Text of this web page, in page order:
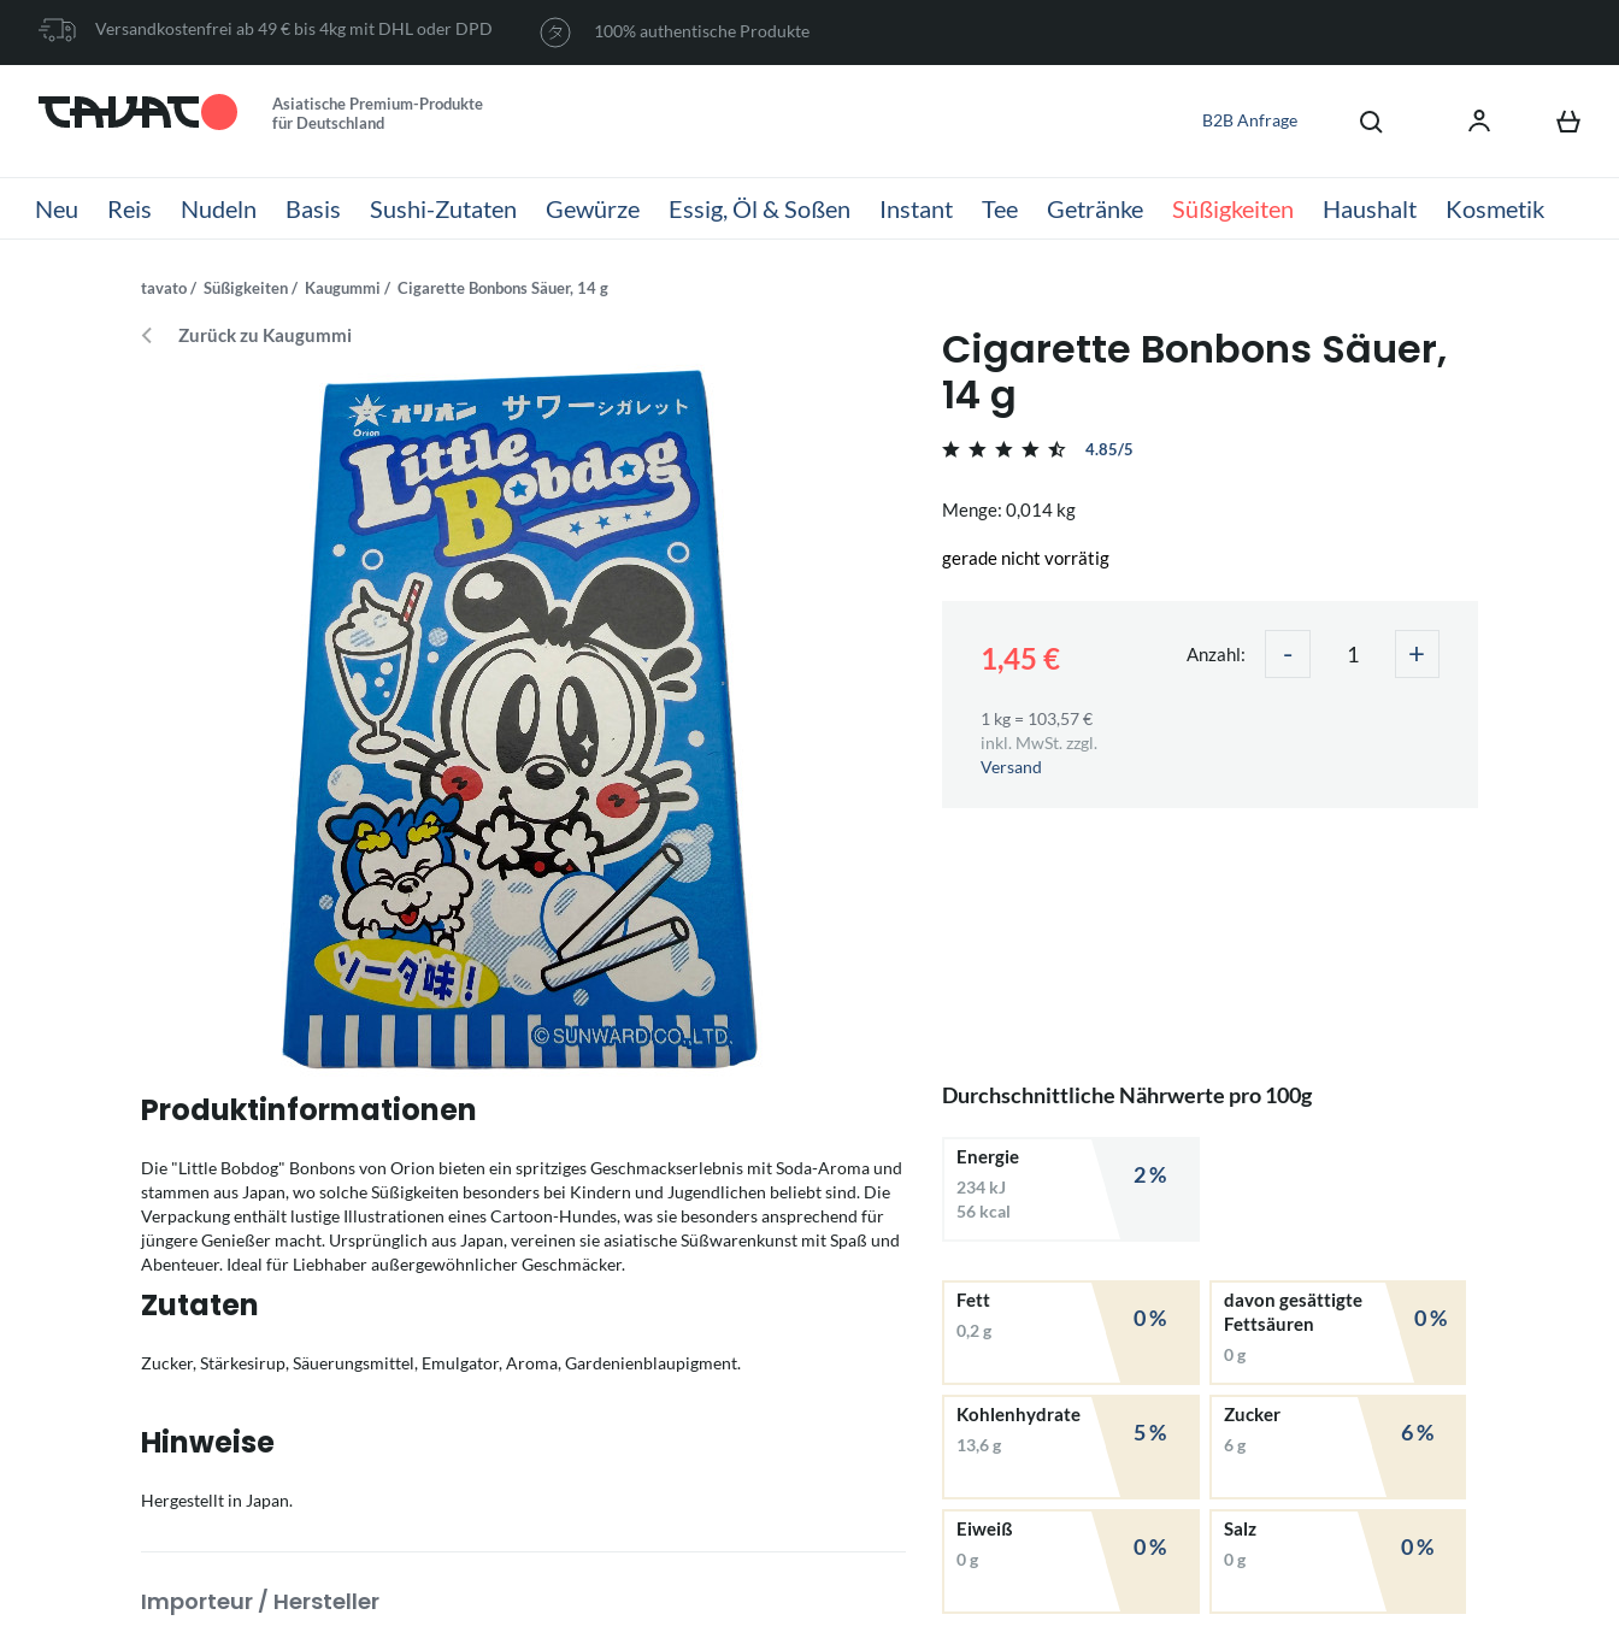
Versandkostenfrei ab 49 € bis 4kg mit DHL oder DPD 100% authentische Produkte
Asiatische Premium-Produkte
für Deutschland
B2B Anfrage
Neu Reis Nudeln Basis Sushi-Zutaten Gewürze Essig, Öl & Soßen Instant Tee Getränke Süßigkeiten Haushalt Kosmetik
tavato Süßigkeiten Kaugummi Cigarette Bonbons Säuer, 14 g
Zurück zu Kaugummi
Cigarette Bonbons Säuer,
14 g
4.85/5
Menge: 0,014 kg
gerade nicht vorrätig
1,45 € Anzahl: - +
1 kg = 103,57 €
inkl. MwSt. zzgl.
Versand
Produktinformationen
Die "Little Bobdog" Bonbons von Orion bieten ein spritziges Geschmackserlebnis mit Soda-Aroma und
stammen aus Japan, wo solche Süßigkeiten besonders bei Kindern und Jugendlichen beliebt sind. Die
Verpackung enthält lustige Illustrationen eines Cartoon-Hundes, was sie besonders ansprechend für
jüngere Genießer macht. Ursprünglich aus Japan, vereinen sie asiatische Süßwarenkunst mit Spaß und
Abenteuer. Ideal für Liebhaber außergewöhnlicher Geschmäcker.
Zutaten
Zucker, Stärkesirup, Säuerungsmittel, Emulgator, Aroma, Gardenienblaupigment.
Hinweise
Hergestellt in Japan.
Importeur / Hersteller
Durchschnittliche Nährwerte pro 100g
Energie
234 kJ
56 kcal
2 %
Fett
0,2 g 0 %
davon gesättigte
Fettsäuren
0 g
0 %
Kohlenhydrate
13,6 g 5 %
Zucker
6 g 6 %
Eiweiß
0 g 0 %
Salz
0 g 0 %